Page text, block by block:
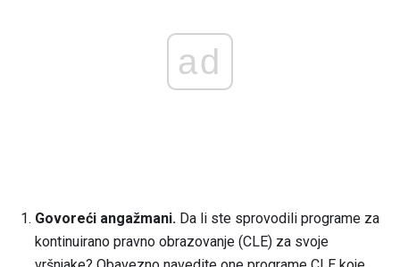
ad
Govoreći angažmani. Da li ste sprovodili programe za
kontinuirano pravno obrazovanje (CLE) za svoje